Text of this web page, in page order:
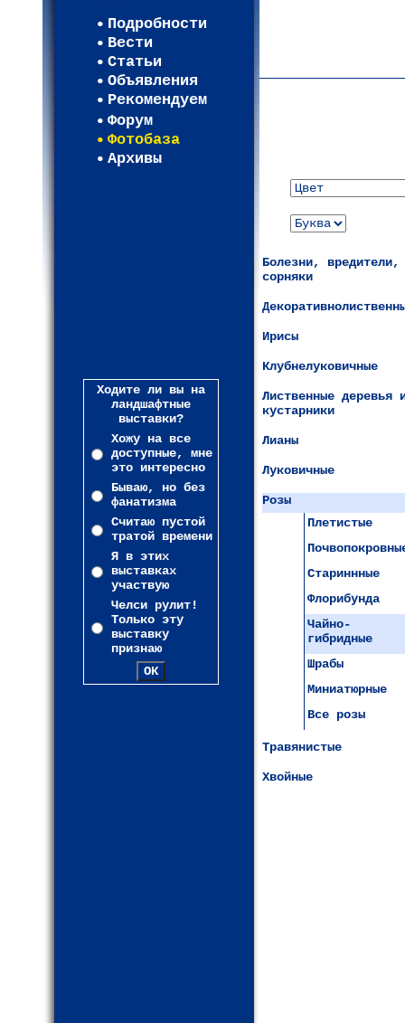
Подробности
Вести
Статьи
Объявления
Рекомендуем
Форум
Фотобаза
Архивы
Ходите ли вы на
ландшафтные
выставки?
Хожу на все
доступные, мне
это интересно
Бываю, но без
фанатизма
Считаю пустой
тратой времени
Я в этих
выставках
участвую
Челси рулит!
Только эту
выставку
признаю
Болезни, вредители,
сорняки
Ирисы
Клубнелуковичные
Лиственные деревья
кустарники
Лианы
Луковичные
Розы
Плетистые
Стариннные
Флорибунда
Чайно-
гибридные
Шрабы
Миниатюрные
Все розы
Травянистые
Хвойные